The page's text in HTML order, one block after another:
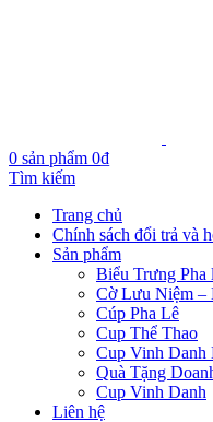
0 sản phẩm 0₫
Tìm kiếm
Trang chủ
Chính sách đổi trả và
Sản phẩm
Biểu Trưng Pha
Cờ Lưu Niệm –
Cúp Pha Lê
Cup Thể Thao
Cup Vinh Danh
Quà Tặng
Cup Vinh Danh
Liên hệ